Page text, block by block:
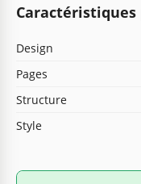
Design
Pages
Structure
Style